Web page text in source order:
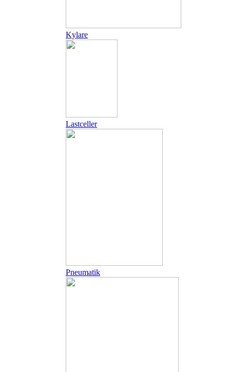
Kylare
Lastceller
Pneumatik